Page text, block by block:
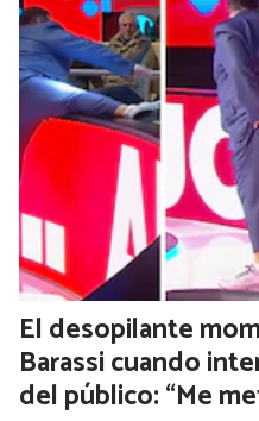
El desopilante
Barassi cuando
del público: “Me